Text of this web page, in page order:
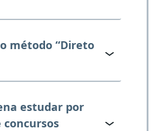
método “Direto
estudar por
concursos